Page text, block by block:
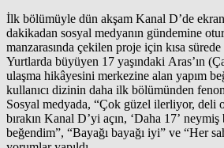
İlk bölümüyle dün akşam Kanal D’de
dakikadan sosyal medyanın gündemine
manzarasında çekilen proje için kısa
Yurtlarda büyüyen 17 yaşındaki Aras’ın
ulaşma hikâyesini merkezine alan yapım
kullanıcı dizinin daha ilk bölümünden
Sosyal medyada, “Çok güzel ilerliyor, deli
bırakın Kanal D’yi açın, ‘Daha 17’
beğendim”, “Bayağı bayağı iyi” ve “Her